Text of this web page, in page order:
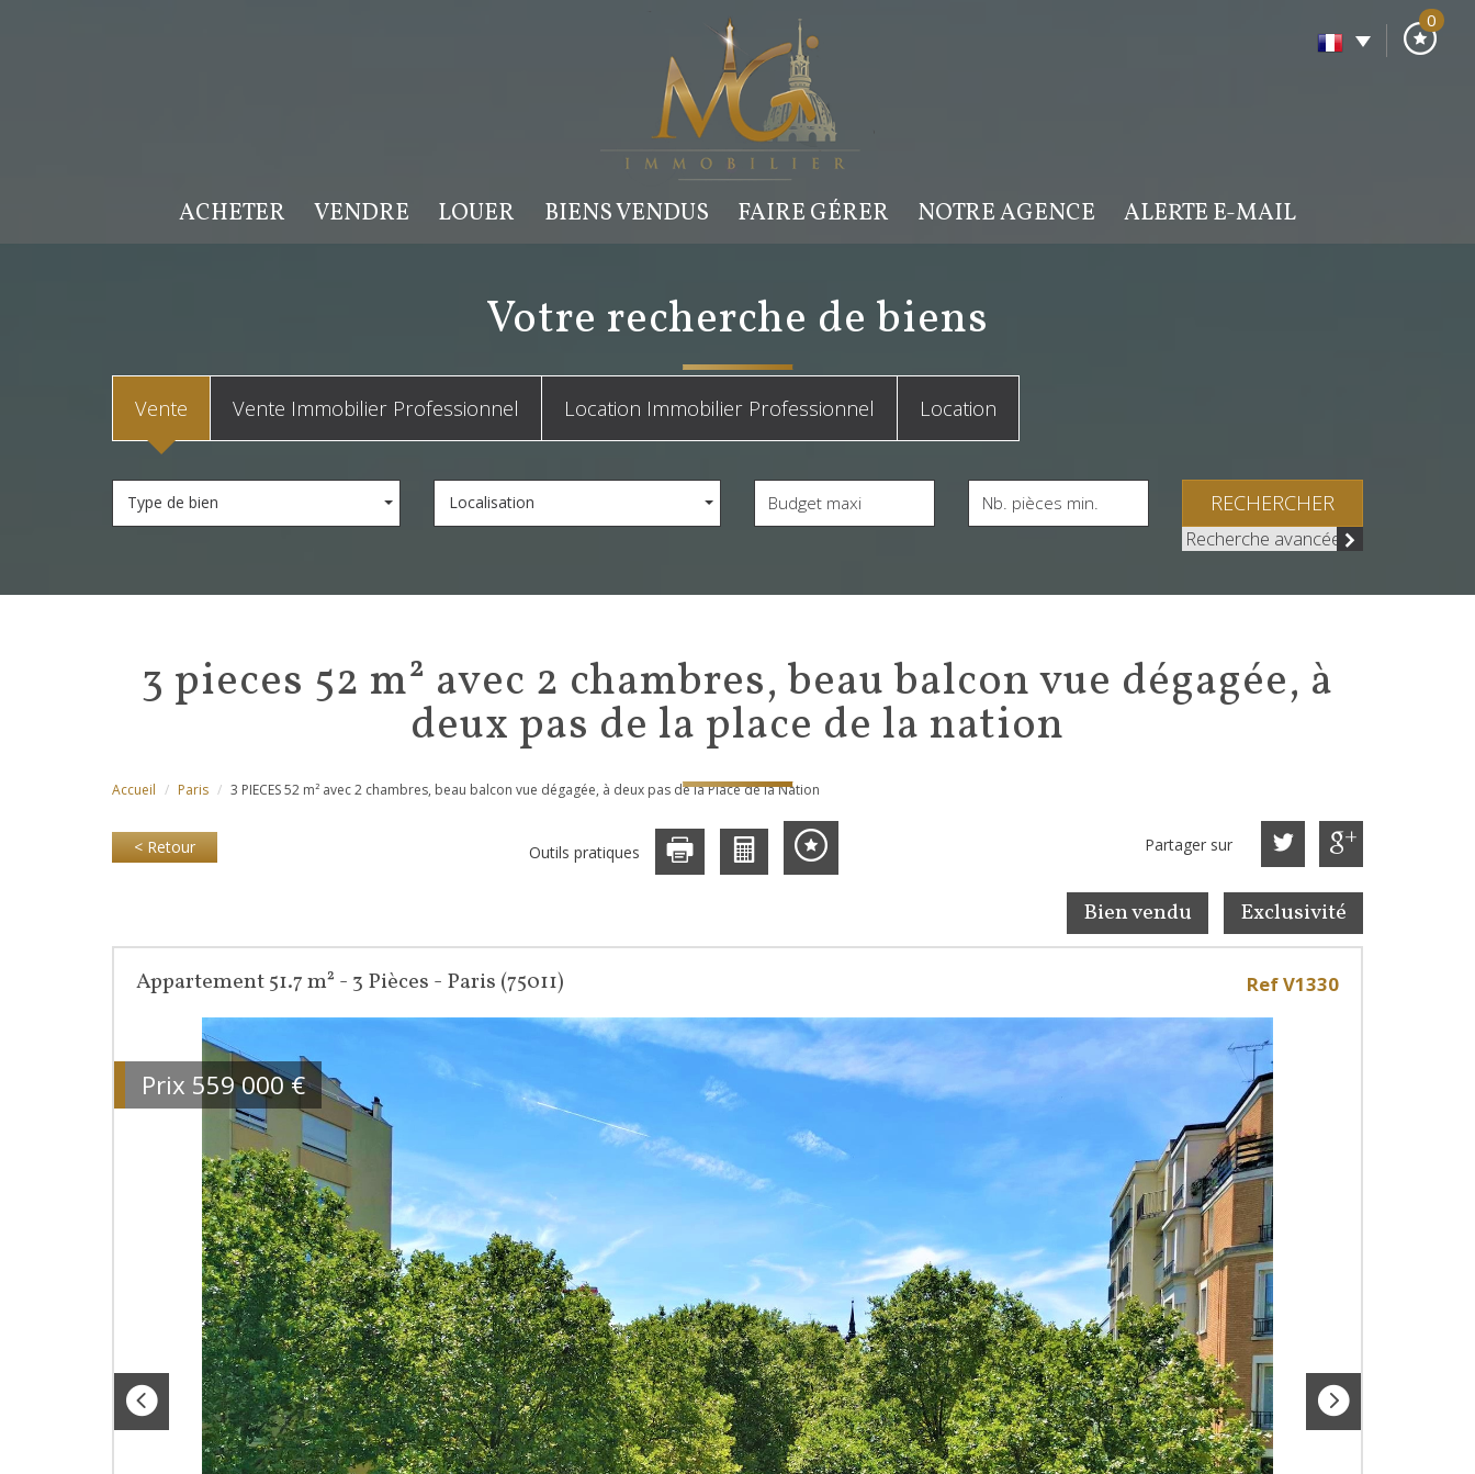
0
ACHETER VENDRE LOUER BIENS VENDUS FAIRE GÉRER NOTRE AGENCE ALERTE E-MAIL
votre recherche de biens
Vente Vente Immobilier Professionnel Location Immobilier Professionnel Location
Type de bien Localisation RECHERCHER
Recherche avancée
3 pieces 52 m² avec 2 chambres, beau balcon vue dégagée, à
deux pas de la place de la nation
Accueil Paris 3 PIECES 52 m² avec 2 chambres, beau balcon vue dégagée, à deux pas de la Place de la Nation
< Retour Outils pratiques Partager sur
Bien vendu Exclusivité
Appartement 51.7 m² - 3 Pièces - Paris (75011) Ref V1330
Prix 559 000€